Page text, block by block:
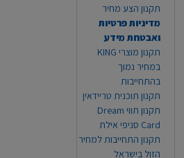
תקנון הצע מחיר
מדיניות פרטיות
ואבטחת מידע
תקנון מוצרי KING
במחיר נמוך
בהתחייבות
תקנון תוכנית טריידאין
תקנון תווי Dream
Card סניפי אילת
תקנון התחייבות למחיר
הזול בישראל